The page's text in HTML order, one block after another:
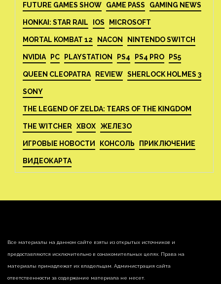
FUTURE GAMES SHOW GAME PASS GAMING NEWS
HONKAI: STAR RAIL IOS MICROSOFT
MORTAL KOMBAT 12 NACON NINTENDO SWITCH
NVIDIA PC PLAYSTATION PS4 PS4 PRO PS5
QUEEN CLEOPATRA REVIEW SHERLOCK HOLMES 3
SONY
THE LEGEND OF ZELDA: TEARS OF THE KINGDOM
THE WITCHER XBOX ЖЕЛЕЗО
ИГРОВЫЕ НОВОСТИ КОНСОЛЬ ПРИКЛЮЧЕНИЕ
ВИДЕОКАРТА
Все материалы на данном сайте взяты из открытых источников и
предоставляются исключительно в ознакомительных целях. Права на
материалы принадлежат их владельцам. Администрация сайта
ответственности за содержание материала не несет.